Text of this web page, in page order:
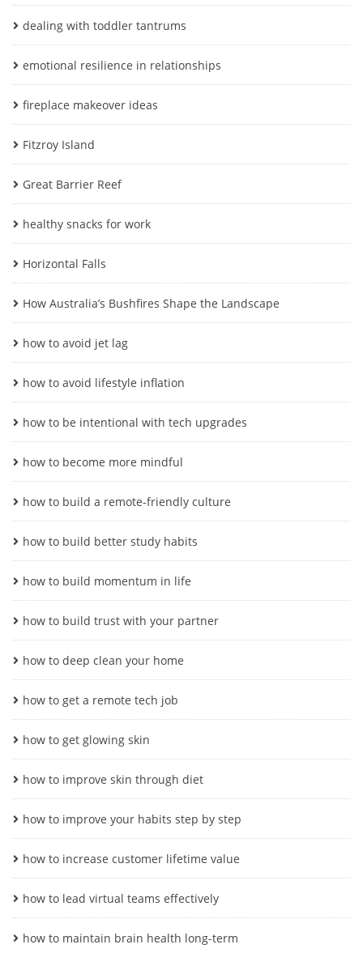
dealing with toddler tantrums
emotional resilience in relationships
fireplace makeover ideas
Fitzroy Island
Great Barrier Reef
healthy snacks for work
Horizontal Falls
How Australia’s Bushfires Shape the Landscape
how to avoid jet lag
how to avoid lifestyle inflation
how to be intentional with tech upgrades
how to become more mindful
how to build a remote-friendly culture
how to build better study habits
how to build momentum in life
how to build trust with your partner
how to deep clean your home
how to get a remote tech job
how to get glowing skin
how to improve skin through diet
how to improve your habits step by step
how to increase customer lifetime value
how to lead virtual teams effectively
how to maintain brain health long-term